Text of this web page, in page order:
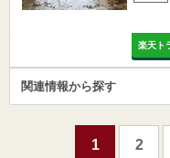
楽天ト
関連情報から探す
1 2